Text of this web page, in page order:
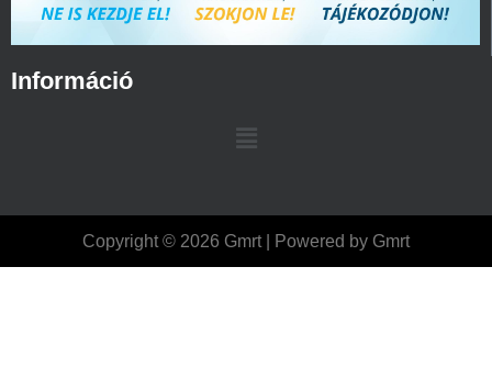
Információ
Copyright © 2026 Gmrt | Powered by Gmrt